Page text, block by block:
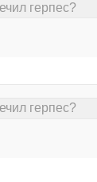
герпес?
герпес?